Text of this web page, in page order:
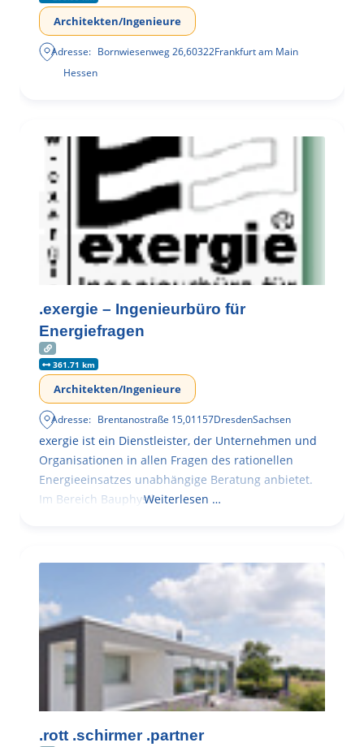
Architekten/Ingenieure
Adresse: Bornwiesenweg 26,60322Frankfurt am Main
Hessen
.exergie – Ingenieurbüro für
Energiefragen
361.71 km
Architekten/Ingenieure
Adresse: Brentanostraße 15,01157DresdenSachsen
exergie ist ein Dienstleister, der Unternehmen und
Organisationen in allen Fragen des rationellen
Energieeinsatzes unabhängige Beratung anbietet.
Im Bereich BauphysikWeiterlesen …
.rott .schirmer .partner